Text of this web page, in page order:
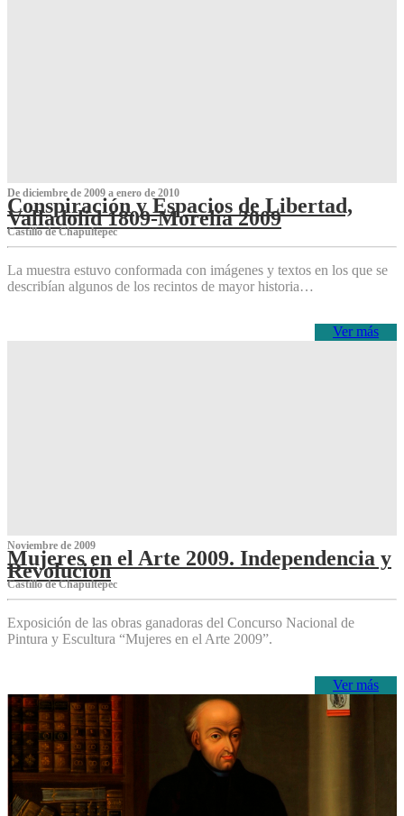
De diciembre de 2009 a enero de 2010
Conspiración y Espacios de Libertad,
Valladolid 1809-Morelia 2009
Castillo de Chapultepec
La muestra estuvo conformada con imágenes y textos en los que se
describían algunos de los recintos de mayor historia…
Ver más
Noviembre de 2009
Mujeres en el Arte 2009. Independencia y
Revolución
Castillo de Chapultepec
Exposición de las obras ganadoras del Concurso Nacional de
Pintura y Escultura “Mujeres en el Arte 2009”.
Ver más